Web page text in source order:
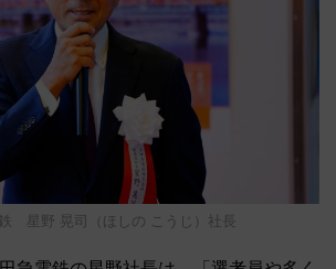
星野 晃司（ほしの こうじ）社長